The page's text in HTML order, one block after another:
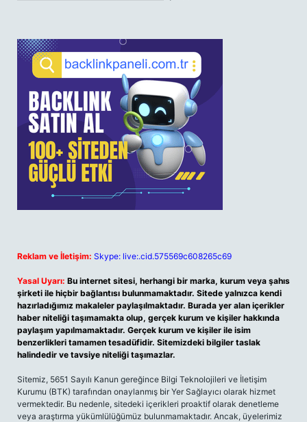
Reklam ve İletişim: Skype: live:.cid.575569c608265c69
Yasal Uyarı: Bu internet sitesi, herhangi bir marka, kurum veya şahıs
şirketi ile hiçbir bağlantısı bulunmamaktadır. Sitede yalnızca kendi
hazırladığımız makaleler paylaşılmaktadır. Burada yer alan içerikler
haber niteliği taşımamakta olup, gerçek kurum ve kişiler hakkında
paylaşım yapılmamaktadır. Gerçek kurum ve kişiler ile isim
benzerlikleri tamamen tesadüfidir. Sitemizdeki bilgiler taslak
halindedir ve tavsiye niteliği taşımazlar.
Sitemiz, 5651 Sayılı Kanun gereğince Bilgi Teknolojileri ve İletişim
Kurumu (BTK) tarafından onaylanmış bir Yer Sağlayıcı olarak hizmet
vermektedir. Bu nedenle, sitedeki içerikleri proaktif olarak denetleme
veya araştırma yükümlülüğümüz bulunmamaktadır. Ancak, üyelerimiz